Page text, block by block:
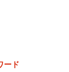
はもちろん、新潟
ード